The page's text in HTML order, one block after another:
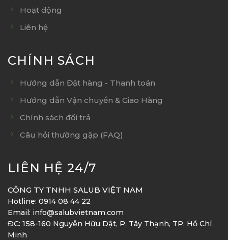
Hoạt động
Liên hệ
CHÍNH SÁCH
Hướng dẫn Đặt hàng - Thanh toán
Hướng dẫn Vận chuyển & Giao Hàng
Chính sách đổi trả
Câu hỏi thường gặp (FAQ)
LIÊN HỆ 24/7
CÔNG TY TNHH SALUB VIỆT NAM
Hotline: 0914 08 44 22
Email: info@salubvietnam.com
ĐC: 158-160 Nguyễn Hữu Dật, P. Tây Thạnh, TP. Hồ Chí
Minh